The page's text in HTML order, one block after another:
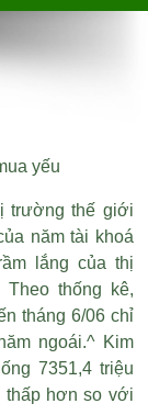
yếu
trường thế giới
năm tài khoá
lắng của thị
thống kê,
tháng 6/06 chỉ
ngoái.^ Kim
7351,4 triệu
thấp hơn so với